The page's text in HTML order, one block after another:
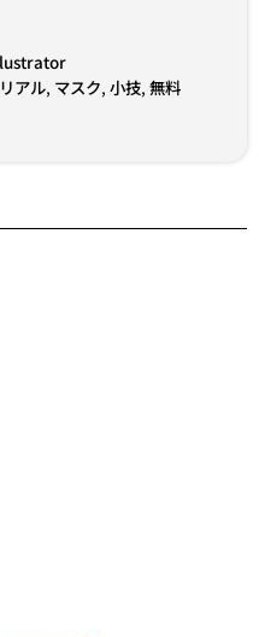
アル, マスク, 小技, 無料